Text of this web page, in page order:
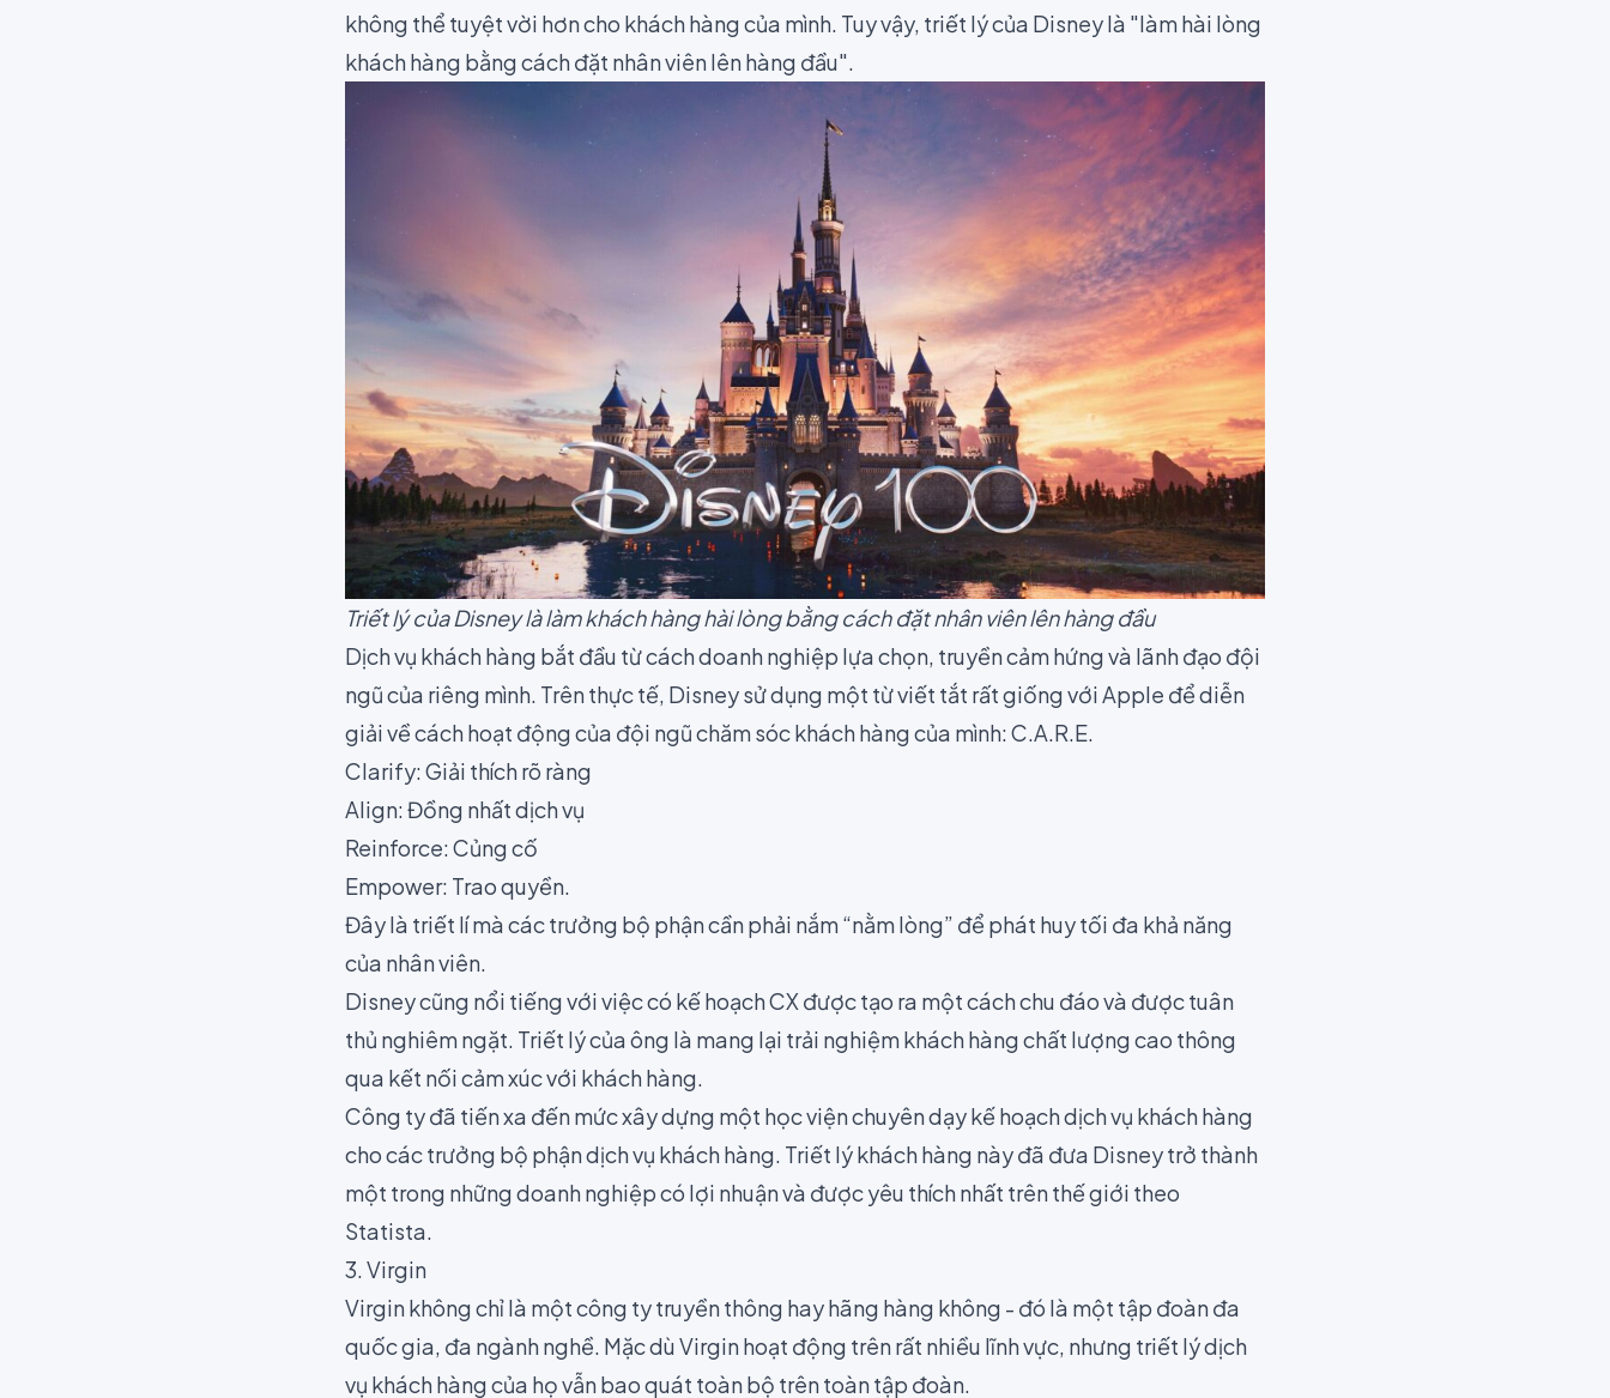
không thể tuyệt vời hơn cho khách hàng của mình. Tuy vậy, triết lý của Disneylà "làm hài lòng
khách hàng bằng cách đặt nhân viên lên hàng đầu".
Triết lý của Disney là làm khách hàng hài lòng bằng cách đặt nhân viên lên hàng đầu
Dịch vụ khách hàng bắt đầu từ cách doanh nghiệp lựa chọn, truyền cảm hứng và lãnh đạo đội
ngũ của riêng mình. Trên thực tế, Disney sử dụng một từ viết tắt rất giống với Apple để diễn
giải về cách hoạt động của đội ngũ chăm sóc khách hàng của mình: C.A.R.E.
Clarify: Giải thích rõ ràng
Align: Đồng nhất dịch vụ
Reinforce: Củng cố
Empower: Trao quyền.
Đây là triết lí mà các trưởng bộ phận cần phải nắm “nằm lòng” để phát huy tối đa khả năng
của nhân viên.
Disney cũng nổi tiếng với việc có kế hoạch CX được tạo ra một cách chu đáo và được tuân
thủ nghiêm ngặt. Triết lý của ông là mang lại trải nghiệm khách hàng chất lượng cao thông
qua kết nối cảm xúc với khách hàng.
Công ty đã tiến xa đến mức xây dựng một học viện chuyên dạy kế hoạch dịch vụ khách hàng
cho các trưởng bộ phận dịch vụ khách hàng. Triết lý khách hàng này đã đưa Disney trở thành
một trong những doanh nghiệp có lợi nhuận và được yêu thích nhất trên thế giới theo
Statista
3. Virgin
Virginkhông chỉ là một công ty truyền thông hay hãng hàng không - đó là một tập đoàn đa
quốc gia, đa ngành nghề. Mặc dù Virgin hoạt động trên rất nhiều lĩnh vực, nhưng triết lý dịch
vụ khách hàng của họ vẫn bao quát toàn bộ trên toàn tập đoàn.